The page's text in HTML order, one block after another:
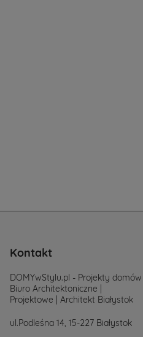
Kontakt
DOMYwStylu.pl - Projekty domów |
Biuro Architektoniczne |
Projektowe | Architekt Białystok
ul.Podleśna 14, 15-227 Białystok